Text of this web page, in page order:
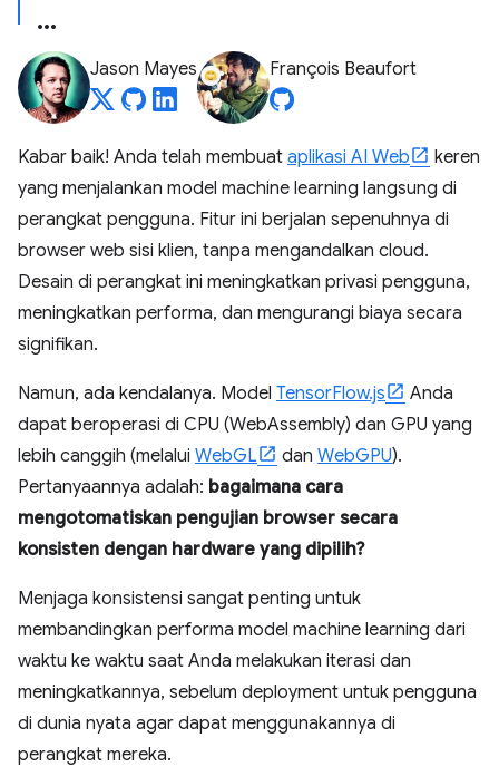
Jason Mayes François Beaufort
Kabar baik! Anda telah membuat aplikasi AI Web
keren
yang menjalankan model machine learning langsung di
perangkat pengguna. Fitur ini berjalan sepenuhnya di
browser web sisi klien, tanpa mengandalkan cloud.
Desain di perangkat ini meningkatkan privasi pengguna,
meningkatkan performa, dan mengurangi biaya secara
signifikan.
Namun, ada kendalanya. Model TensorFlow.js
Anda
dapat beroperasi di CPU (WebAssembly) dan GPU yang
lebih canggih (melalui WebGL dan WebGPU).
Pertanyaannya adalah: bagaimana cara
mengotomatiskan pengujian browser secara
konsisten dengan hardware yang dipilih?
Menjaga konsistensi sangat penting untuk
membandingkan performa model machine learning dari
waktu ke waktu saat Anda melakukan iterasi dan
meningkatkannya, sebelum deployment untuk pengguna
di dunia nyata agar dapat menggunakannya di
perangkat mereka.